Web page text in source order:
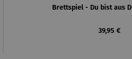
Brettspiel - Du bist aus
Regulärer
39,95 €